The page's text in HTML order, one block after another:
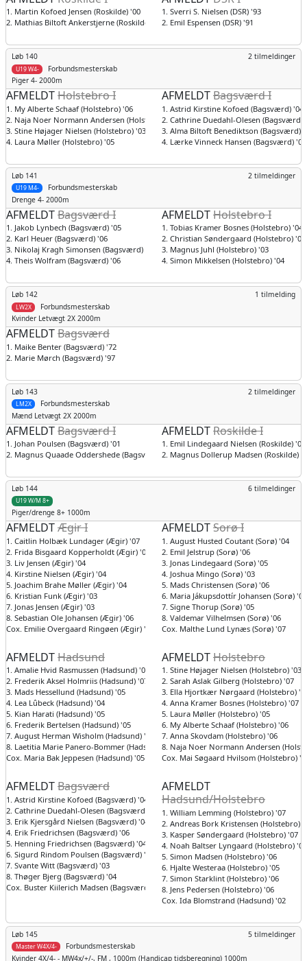
1. Martin Kofoed Jensen (Roskilde) '00
2. Mathias Biltoft Ankerstjerne (Roskilde) '01
1. Sverri S. Nielsen (DSR) '93
2. Emil Espensen (DSR) '91
Løb 140
Forbundsmesterskab
2 tilmeldinger
U19 W4-
Piger 4- 2000m
AFMELDTHolstebro I
1. My Alberte Schaaf (Holstebro) '06
2. Naja Noer Normann Andersen (Holstebro) '06
3. Stine Højager Nielsen (Holstebro) '03
4. Laura Møller (Holstebro) '05
AFMELDTBagsværd I
1. Astrid Kirstine Kofoed (Bagsværd) '04
2. Cathrine Duedahl-Olesen (Bagsværd)
3. Alma Biltoft Benediktson (Bagsværd)
4. Lærke Vinneck Hansen (Bagsværd) '04
Løb 141
Forbundsmesterskab
2 tilmeldinger
U19 M4-
Drenge 4- 2000m
AFMELDTBagsværd I
1. Jakob Lynbech (Bagsværd) '05
2. Karl Heuer (Bagsværd) '06
3. Nikolaj Kragh Simonsen (Bagsværd) '06
4. Theis Wolfram (Bagsværd) '06
AFMELDTHolstebro I
1. Tobias Kramer Bosnes (Holstebro) '04
2. Christian Søndergaard (Holstebro) '04
3. Magnus Juhl (Holstebro) '03
4. Simon Mikkelsen (Holstebro) '04
Løb 142
Forbundsmesterskab
1 tilmelding
LW2X
Kvinder Letvægt 2X 2000m
AFMELDTBagsværd
1. Maike Benter (Bagsværd) '72
2. Marie Mørch (Bagsværd) '97
Løb 143
Forbundsmesterskab
2 tilmeldinger
LM2X
Mænd Letvægt 2X 2000m
AFMELDTBagsværd I
1. Johan Poulsen (Bagsværd) '01
2. Magnus Quaade Oddershede (Bagsværd) '00
AFMELDTRoskilde I
1. Emil Lindegaard Nielsen (Roskilde) '02
2. Magnus Dollerup Madsen (Roskilde)
Løb 144 6 tilmeldinger
U19 W/M 8+
Piger/drenge 8+ 1000m
AFMELDTÆgir I
1. Caitlin Holbæk Lundager (Ægir) '07
2. Frida Bisgaard Kopperholdt (Ægir) '07
3. Liv Jensen (Ægir) '04
4. Kirstine Nielsen (Ægir) '04
5. Joachim Brahe Møller (Ægir) '04
6. Kristian Funk (Ægir) '03
7. Jonas Jensen (Ægir) '03
8. Sebastian Ole Johansen (Ægir) '06
Cox. Emilie Overgaard Ringøen (Ægir) '02
AFMELDTSorø I
1. August Husted Coutant (Sorø) '04
2. Emil Jelstrup (Sorø) '06
3. Jonas Lindegaard (Sorø) '05
4. Joshua Mingo (Sorø) '03
5. Mads Christensen (Sorø) '06
6. Maria Jákupsdottír Johansen (Sorø) '05
7. Signe Thorup (Sorø) '05
8. Valdemar Vilhelmsen (Sorø) '06
Cox. Malthe Lund Lynæs (Sorø) '07
AFMELDTHadsund
1. Amalie Hvid Rasmussen (Hadsund) '06
2. Frederik Aksel Holmriis (Hadsund) '07
3. Mads Hessellund (Hadsund) '05
4. Lea Lûbeck (Hadsund) '04
5. Kian Harati (Hadsund) '05
6. Frederik Bertelsen (Hadsund) '05
7. August Herman Wisholm (Hadsund) '04
8. Laetitia Marie Panero-Bommer (Hadsund) '03
Cox. Maria Bak Jeppesen (Hadsund) '05
AFMELDTHolstebro
1. Stine Højager Nielsen (Holstebro) '03
2. Sarah Aslak Gilberg (Holstebro) '07
3. Ella Hjortkær Nørgaard (Holstebro)
4. Anna Kramer Bosnes (Holstebro) '07
5. Laura Møller (Holstebro) '05
6. My Alberte Schaaf (Holstebro) '06
7. Anna Skovdam (Holstebro) '06
8. Naja Noer Normann Andersen
Cox. Mai Søgaard Hvilsom (Holstebro)
AFMELDTBagsværd
1. Astrid Kirstine Kofoed (Bagsværd) '04
2. Cathrine Duedahl-Olesen (Bagsværd) '03
3. Erik Kjersgård Nielsen (Bagsværd) '04
4. Erik Friedrichsen (Bagsværd) '06
5. Henning Friedrichsen (Bagsværd) '04
6. Sigurd Rindom Poulsen (Bagsværd) '06
7. Svante Witt (Bagsværd) '03
8. Thøger Bjerg (Bagsværd) '04
Cox. Buster Kiilerich Madsen (Bagsværd) '07
AFMELDT
Hadsund/Holstebro
1. William Lemming (Holstebro) '07
2. Andreas Bork Kristensen (Holstebro)
3. Kasper Søndergaard (Holstebro) '07
4. Noah Baltser Lyngaard (Holstebro) '07
5. Simon Madsen (Holstebro) '06
6. Hjalte Westeraa (Holstebro) '05
7. Simon Starklint (Holstebro) '06
8. Jens Pedersen (Holstebro) '06
Cox. Ida Blomstrand (Hadsund) '02
Løb 145
Forbundsmesterskab
5 tilmeldinger
Master W4X/4-
Kvinder 4X/4- - MW4x/+/-, FM , 1000m (Handicap tidsberegning) 1000m